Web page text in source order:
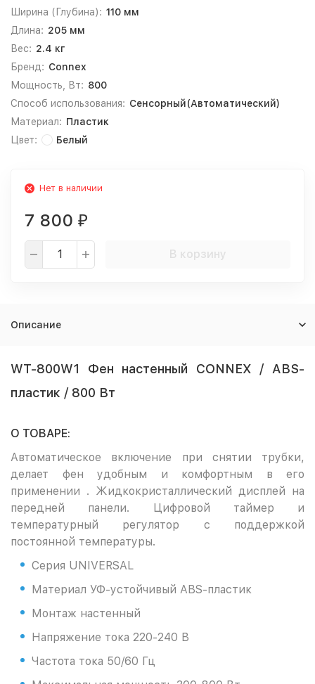
Ширина (Глубина): 110 мм
Длина: 205 мм
Вес: 2.4 кг
Бренд: Connex
Мощность, Вт: 800
Способ использования: Сенсорный(Автоматический)
Материал: Пластик
Цвет:
Белый
Нет в наличии
7 800 ₽
В корзину
Описание
WT-800W1 Фен настенный CONNEX / ABS-
пластик / 800 Вт
О ТОВАРЕ:
Автоматическое включение при снятии трубки,
делает фен удобным и комфортным в его
применении . Жидкокристаллический дисплей на
передней панели. Цифровой таймер и
температурный регулятор с поддержкой
постоянной температуры.
Серия UNIVERSAL
Материал УФ-устойчивый ABS-пластик
Монтаж настенный
Напряжение тока 220-240 В
Частота тока 50/60 Гц